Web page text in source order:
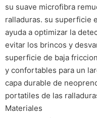
su suave microfibra
ralladuras. su superficie
ayuda a optimizar la
evitar los brincos y
superficie de baja
y confortables para un
capa durable de
portatiles de las
Materiales